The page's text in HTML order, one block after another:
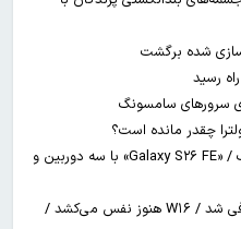
اولین نگاه به گوشی جدید سامسونگ / «Galaxy S۲۶ FE» با سه دوربین و
بوگاتی سفارشی با نام «دِستِریِر» معرفی شد / W۱۶ هنوز نفس می‌کشد /